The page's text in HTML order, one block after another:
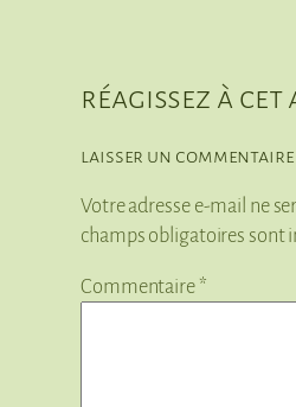
réagissez à
laisser un commentaire
Votre adresse e-mail ne
champs obligatoires sont
Commentaire *